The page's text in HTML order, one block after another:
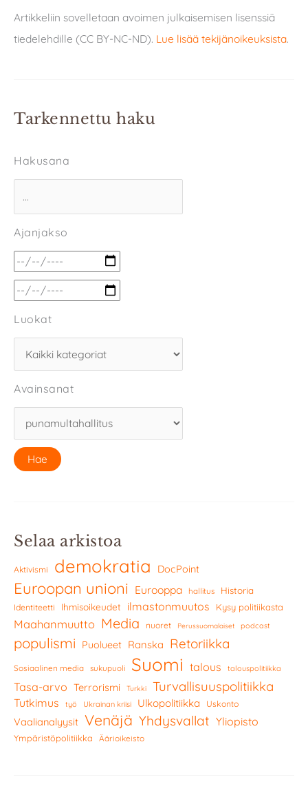
Artikkeliin sovelletaan avoimen julkaisemisen lisenssiä
tiedelehdille (CC BY-NC-ND). Lue lisää tekijänoikeuksista.
Tarkennettu haku
Hakusana
Ajanjakso
Luokat
Avainsanat
Selaa arkistoa
Aktivismi demokratia DocPoint
Euroopan unioni Eurooppa hallitus Historia
Identiteetti Ihmisoikeudet ilmastonmuutos Kysy politiikasta
Maahanmuutto Media nuoret Perussuomalaiset podcast
populismi Puolueet Ranska Retoriikka
Sosiaalinen media sukupuoli Suomi talous talouspolitiikka
Tasa-arvo Terrorismi Turkki Turvallisuuspolitiikka
Tutkimus työ Ukrainan kriisi Ulkopolitiikka Uskonto
Vaalianalyysit Venäjä Yhdysvallat Yliopisto
Ympäristöpolitiikka Äärioikeisto